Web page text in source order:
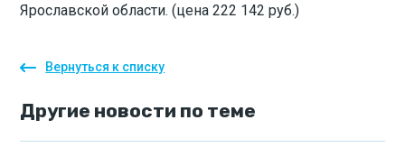
Ярославской области. (цена 222 142 руб.)
Вернуться к списку
Другие новости по теме